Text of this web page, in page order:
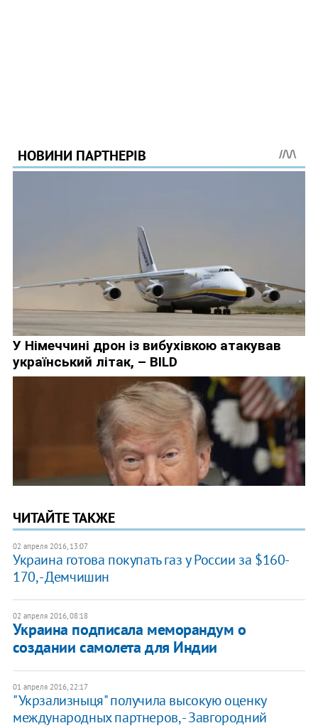
ЧИТАЙТЕ ТАКЖЕ
02 апреля 2016, 13:07
Украина готова покупать газ у России за $160-
170, - Демчишин
02 апреля 2016, 08:18
Украина подписала меморандум о
создании самолета для Индии
01 апреля 2016, 22:17
"Укрзализныця" получила высокую оценку
международных партнеров, - Завгородний